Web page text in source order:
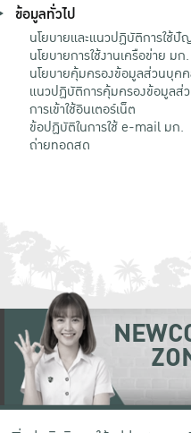
ข้อมูลทั่วไป
นโยบายและแนวปฏิบัติการใช้
นโยบายการใช้งานเครือข่าย มก.
นโยบายคุ้มครองข้อมูลส่วนบุค
แนวปฏิบัติการคุ้มครองข้อมูลส่
การเข้าใช้อินเตอร์เน็ต
ข้อปฏิบัติในการใช้ e-mail มก.
ถ่ายทอดสด